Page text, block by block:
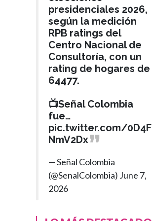
presidenciales 2026,
según la medición
RPB ratings del
Centro Nacional de
Consultoría, con un
rating de hogares de
64477.
📺Señal Colombia
fue…
pic.twitter.com/0D4F
NmV2Dx
— Señal Colombia
(@SenalColombia) June 7,
2026